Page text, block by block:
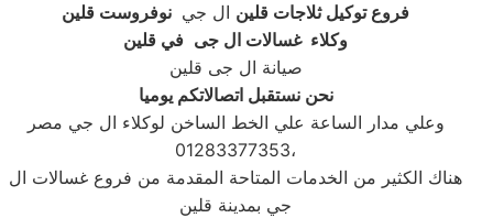
فروع توكيل ثلاجات قلين ال جي نوفروست قلين
وكلاء غسالات ال جى في قلين
صيانة ال جى قلين
نحن نستقبل اتصالاتكم يوميا
وعلي مدار الساعة علي الخط الساخن لوكلاء ال جي مصر
01283377353،
هناك الكثير من الخدمات المتاحة المقدمة من فروع غسالات ال
جي بمدينة قلين